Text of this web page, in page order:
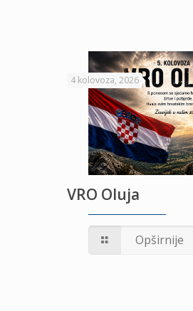
4 kolovoza, 2026
VRO Oluja
Opširnije